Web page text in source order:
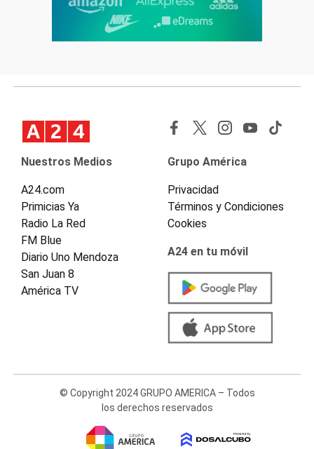
Nuestros Medios
A24.com
Primicias Ya
Radio La Red
FM Blue
Diario Uno Mendoza
San Juan 8
América TV
Grupo América
Privacidad
Términos y Condiciones
Cookies
A24 en tu móvil
© Copyright 2024 GRUPO AMERICA – Todos
los derechos reservados